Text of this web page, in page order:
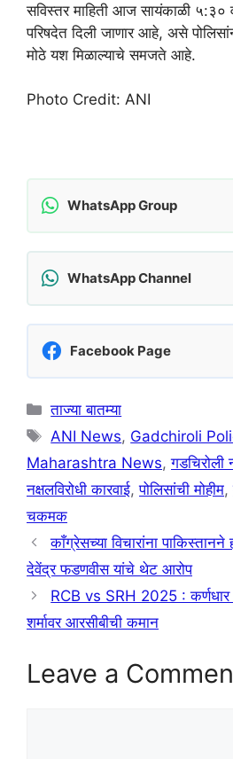
सविस्तर माहिती आज सायंकाळी ५:३०
परिषदेत दिली जाणार आहे, असे
मोठे यश मिळाल्याचे समजते आहे.
Photo Credit: ANI
WhatsApp Group
WhatsApp Channel
Facebook Page
Categories
ताज्या बातम्या
Tags
ANI News, Gadchiroli
Maharashtra News,गडचिरोली
नक्षलविरोधी कारवाई,पोलिसांची मोहीम,
चकमक
काँग्रेसच्या विचारांना
देवेंद्र फडणवीस यांचे थेट आरोप
RCB vs SRH 2025 : कर्णधार
शर्मावर आरसीबीची कमान
Leave a